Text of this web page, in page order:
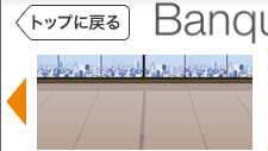
未選択